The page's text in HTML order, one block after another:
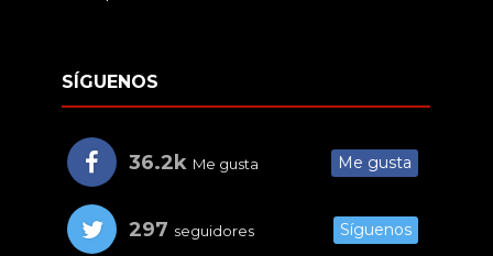
SÍGUENOS
36.2k Me gusta Me gusta
297 seguidores Síguenos